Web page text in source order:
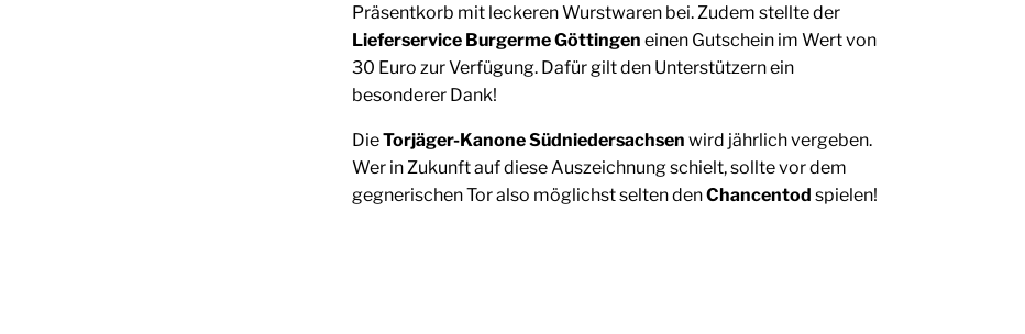
Präsentkorb mit leckeren Wurstwaren bei. Zudem stellte der
Lieferservice Burgerme Göttingen einen Gutschein im Wert von
30 Euro zur Verfügung. Dafür gilt den Unterstützern ein
besonderer Dank!
DieTorjäger-Kanone Südniedersachsen wird jährlich vergeben.
Wer in Zukunft auf diese Auszeichnung schielt, sollte vor dem
gegnerischen Tor also möglichst selten denChancentod spielen!